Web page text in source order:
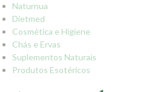
Naturnua
Dietmed
Cosmética e Higiene
Chás e Ervas
Suplementos Naturais
Produtos Esotéricos